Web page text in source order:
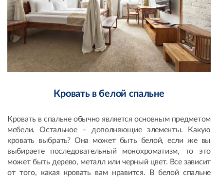
Кровать в белой спальне
Кровать в спальне обычно является основным предметом
мебели. Остальное – дополняющие элементы. Какую
кровать выбрать? Она может быть белой, если же вы
выбираете последовательный монохроматизм, то это
может быть дерево, металл или черный цвет. Все зависит
от того, какая кровать вам нравится. В белой спальне